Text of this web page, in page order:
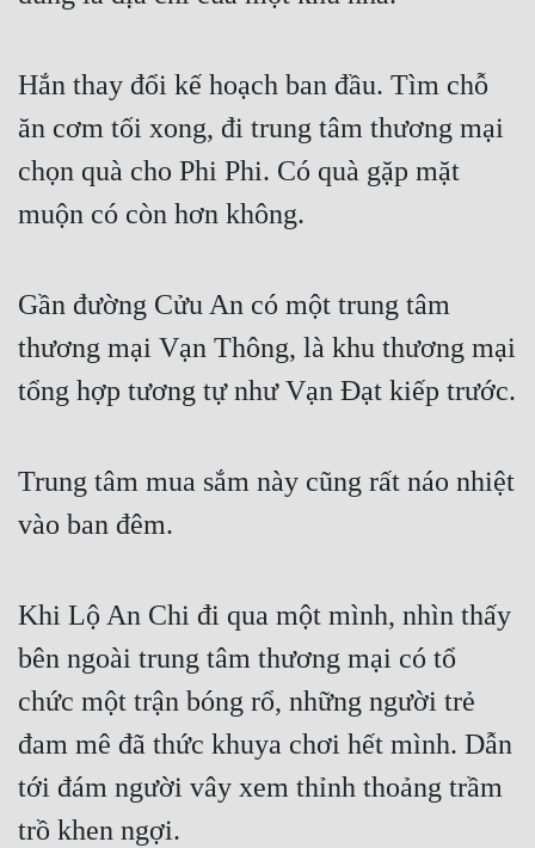
Hắn thay đổi kế hoạch ban đầu. Tìm chỗ
ăn cơm tối xong, đi trung tâm thương mại
chọn quà cho Phi Phi. Có quà gặp mặt
muộn có còn hơn không.
Gần đường Cửu An có một trung tâm
thương mại Vạn Thông, là khu thương mại
tổng hợp tương tự như Vạn Đạt kiếp trước.
Trung tâm mua sắm này cũng rất náo nhiệt
vào ban đêm.
Khi Lộ An Chi đi qua một mình, nhìn thấy
bên ngoài trung tâm thương mại có tổ
chức một trận bóng rổ, những người trẻ
đam mê đã thức khuya chơi hết mình. Dẫn
tới đám người vây xem thỉnh thoảng trầm
trồ khen ngợi.